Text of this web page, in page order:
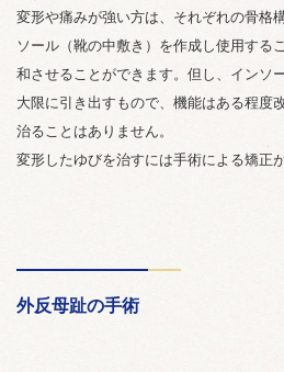
変形や痛みが強い方は、それぞれの骨格
ソール（靴の中敷き）を作成し使用する
和させることができます。但し、インソ
大限に引き出すもので、機能はある程度
治ることはありません。
変形したゆびを治すには手術による矯正
外反母趾の手術